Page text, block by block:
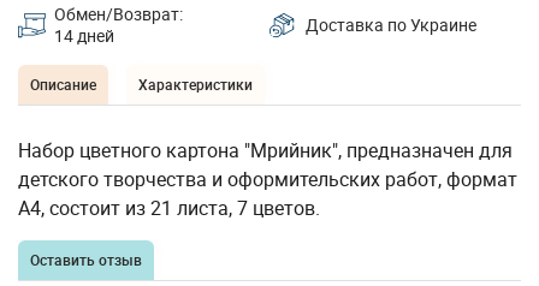
Обмен/Возврат:
14 дней
Доставка по Украине
Описание Характеристики
Набор цветного картона "Мрийник", предназначен для
детского творчества и оформительских работ, формат
А4, состоит из 21 листа, 7 цветов.
Оставить отзыв